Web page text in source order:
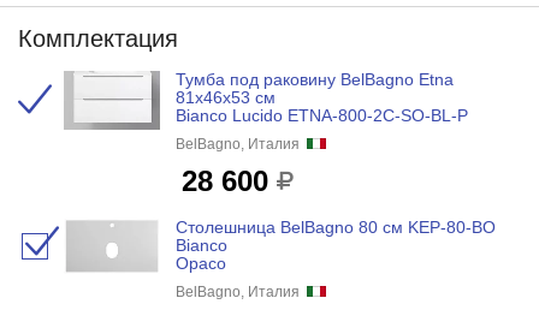
Комплектация
Тумба под раковину BelBagno Etna
81x46x53 см
Bianco Lucido ETNA-800-2C-SO-BL-P
BelBagno, Италия
28 600
Столешница BelBagno 80 см KEP-80-BO
Bianco
Opaco
BelBagno, Италия